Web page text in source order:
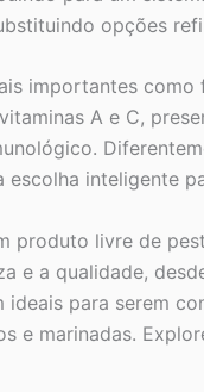
opções
importantes
A e C,
inteligente
produto livre de
e a qualidade,
para serem
e marinadas.